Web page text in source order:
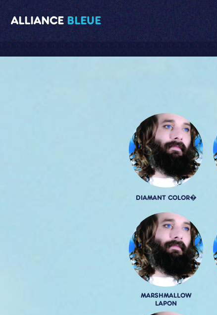
ALLIANCE BLEUE
DIAMANT COLOR�
MARSHMALLOW
LAPON